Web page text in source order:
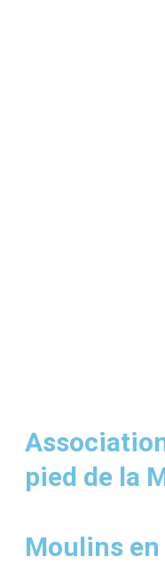
pied de la
Moulins